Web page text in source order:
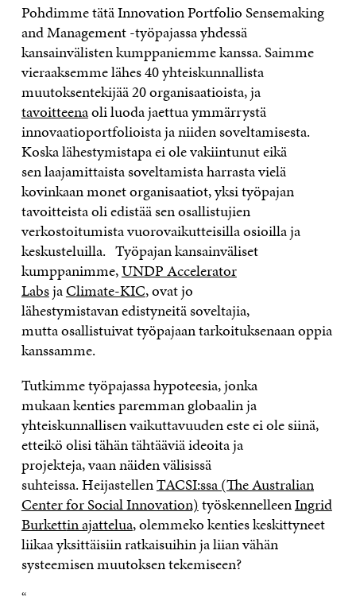
Pohdimme tätä Innovation Portfolio Sensemaking
and Management -työpajassa yhdessä
kansainvälisten kumppaniemme kanssa. Saimme
vieraaksemmelähes 40 yhteiskunnallista
muutoksentekijää20 organisaatioista, ja
tavoitteenaoli luodajaettua ymmärrystä
innovaatioportfolioista ja niiden soveltamisesta.
Koska lähestymistapa ei ole vakiintunuteikä
senlaajamittaista soveltamista harrasta vielä
kovinkaan monet organisaatiot,yksi työpajan
tavoitteista oli edistää sen osallistujien
verkostoitumista vuorovaikutteisilla osioilla ja
keskusteluilla. Työpajan kansainväliset
kumppanimme,UNDP Accelerator
LabsjaClimate-KIC,ovat jo
lähestymistavanedistyneitäsoveltajia,
muttaosallistuivat työpajaantarkoituksenaan oppia
kanssamme.
Tutkimme työpajassahypoteesia, jonka
mukaankentiesparemman globaalin ja
yhteiskunnallisen vaikuttavuuden esteei ole siinä,
etteikö olisi tähän tähtääviä ideoita ja
projekteja,vaannäiden välisissä
suhteissa.HeijastellenTACSI:ssa (The Australian
Center for Social Innovation)työskennelleenIngrid
Burkettin ajattelua, olemmeko kentieskeskittyneet
liikaa yksittäisiin ratkaisuihin ja liian vähän
systeemisen muutoksentekemiseen?